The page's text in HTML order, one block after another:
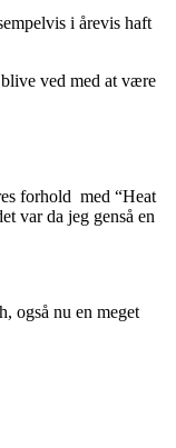
i årevis haft
ved med at være
forhold med “Heat
var da jeg genså en
også nu en meget